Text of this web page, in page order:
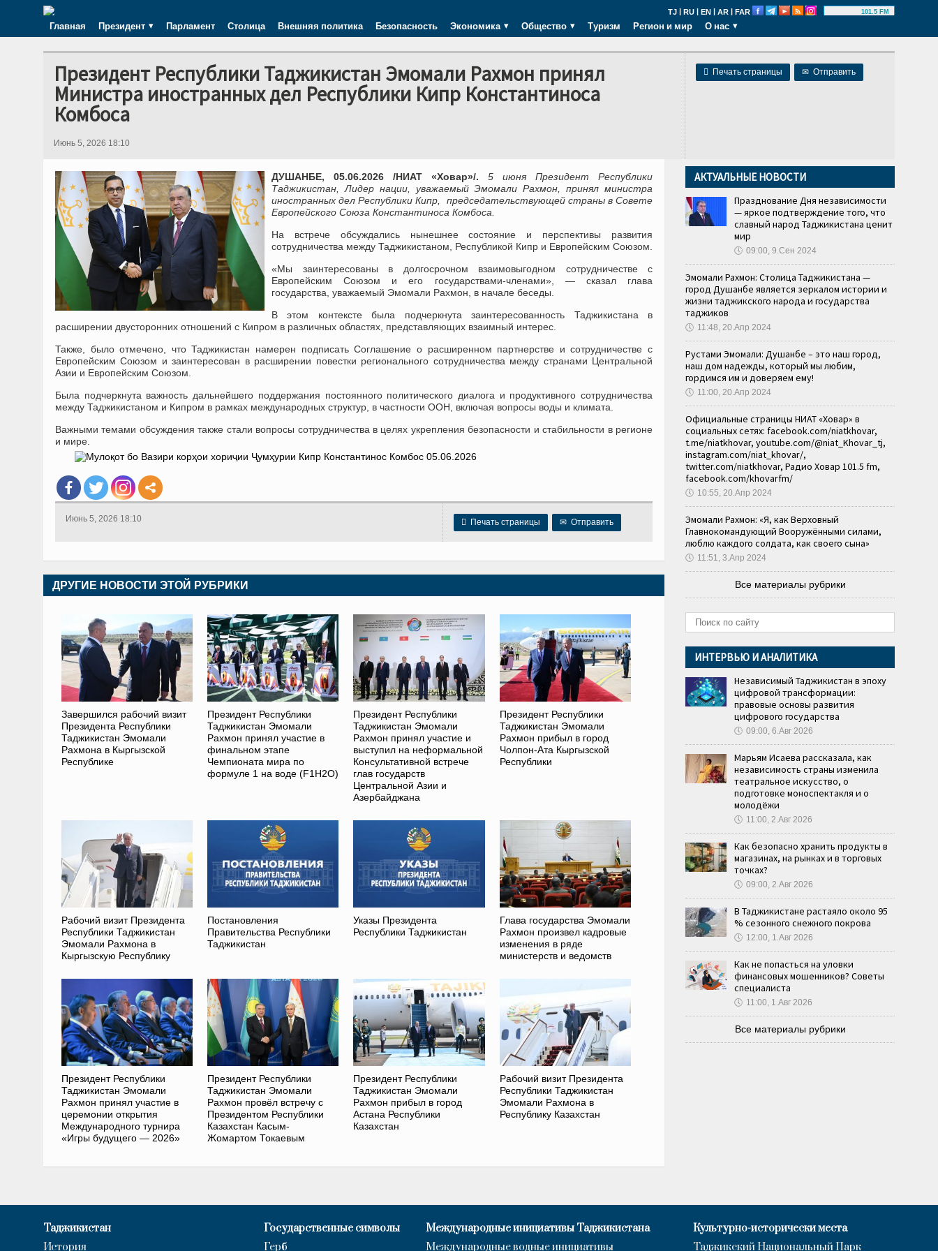
TJ | RU | EN | AR | FAR 101.5 FM
Главная Президент Парламент Столица Внешняя политика Безопасность Экономика Общество Туризм Регион и мир О нас
 Печать страницы ✉ Отправить
Президент Республики Таджикистан Эмомали Рахмон принял
Министра иностранных дел Республики Кипр Константиноса
Комбоса
Июнь 5, 2026 18:10
ДУШАНБЕ, 05.06.2026 /НИАТ «Ховар»/. 5 июня Президент Республики
Таджикистан, Лидер нации, уважаемый Эмомали Рахмон, принял министра
иностранных дел Республики Кипр, председательствующей страны в Совете
Европейского Союза Константиноса Комбоса.
На встрече обсуждались нынешнее состояние и перспективы развития
сотрудничества между Таджикистаном, Республикой Кипр и Европейским Союзом.
«Мы заинтересованы в долгосрочном взаимовыгодном сотрудничестве с
Европейским Союзом и его государствами-членами», — сказал глава
государства, уважаемый Эмомали Рахмон, в начале беседы.
В этом контексте была подчеркнута заинтересованность Таджикистана в
расширении двусторонних отношений с Кипром в различных областях, представляющих взаимный интерес.
Также, было отмечено, что Таджикистан намерен подписать Соглашение о расширенном партнерстве и сотрудничестве с
Европейским Союзом и заинтересован в расширении повестки регионального сотрудничества между странами Центральной
Азии и Европейским Союзом.
Была подчеркнута важность дальнейшего поддержания постоянного политического диалога и продуктивного сотрудничества
между Таджикистаном и Кипром в рамках международных структур, в частности ООН, включая вопросы воды и климата.
Важными темами обсуждения также стали вопросы сотрудничества в целях укрепления безопасности и стабильности в регионе
и мире.
 Печать страницы ✉ Отправить
Июнь 5, 2026 18:10
ДРУГИЕ НОВОСТИ ЭТОЙ РУБРИКИ
Завершился рабочий визит
Президента Республики
Таджикистан Эмомали
Рахмона в Кыргызской
Республике
Президент Республики
Таджикистан Эмомали
Рахмон принял участие в
финальном этапе
Чемпионата мира по
формуле 1 на воде (F1H2O)
Президент Республики
Таджикистан Эмомали
Рахмон принял участие и
выступил на неформальной
Консультативной встрече
глав государств
Центральной Азии и
Азербайджана
Президент Республики
Таджикистан Эмомали
Рахмон прибыл в город
Чолпон-Ата Кыргызской
Республики
Рабочий визит Президента
Республики Таджикистан
Эмомали Рахмона в
Кыргызскую Республику
Постановления
Правительства Республики
Таджикистан
Указы Президента
Республики Таджикистан
Глава государства Эмомали
Рахмон произвел кадровые
изменения в ряде
министерств и ведомств
Президент Республики
Таджикистан Эмомали
Рахмон принял участие в
церемонии открытия
Международного турнира
«Игры будущего — 2026»
Президент Республики
Таджикистан Эмомали
Рахмон провёл встречу с
Президентом Республики
Казахстан Касым-
Жомартом Токаевым
Президент Республики
Таджикистан Эмомали
Рахмон прибыл в город
Астана Республики
Казахстан
Рабочий визит Президента
Республики Таджикистан
Эмомали Рахмона в
Республику Казахстан
АКТУАЛЬНЫЕ НОВОСТИ
Празднование Дня независимости
— яркое подтверждение того, что
славный народ Таджикистана ценит
мир
🕔 09:00, 9.Сен 2024
Эмомали Рахмон: Столица Таджикистана —
город Душанбе является зеркалом истории и
жизни таджикского народа и государства
таджиков
🕔 11:48, 20.Апр 2024
Рустами Эмомали: Душанбе – это наш город,
наш дом надежды, который мы любим,
гордимся им и доверяем ему!
🕔 11:00, 20.Апр 2024
Официальные страницы НИАТ «Ховар» в
социальных сетях: facebook.com/niatkhovar,
t.me/niatkhovar, youtube.com/@niat_Khovar_tj,
instagram.com/niat_khovar/,
twitter.com/niatkhovar, Радио Ховар 101.5 fm,
facebook.com/khovarfm/
🕔 10:55, 20.Апр 2024
Эмомали Рахмон: «Я, как Верховный
Главнокомандующий Вооружёнными силами,
люблю каждого солдата, как своего сына»
🕔 11:51, 3.Апр 2024
Все материалы рубрики
ИНТЕРВЬЮ И АНАЛИТИКА
Независимый Таджикистан в эпоху
цифровой трансформации:
правовые основы развития
цифрового государства
🕔 09:00, 6.Авг 2026
Марьям Исаева рассказала, как
независимость страны изменила
театральное искусство, о
подготовке моноспектакля и о
молодёжи
🕔 11:00, 2.Авг 2026
Как безопасно хранить продукты в
магазинах, на рынках и в торговых
точках?
🕔 09:00, 2.Авг 2026
В Таджикистане растаяло около 95
% сезонного снежного покрова
🕔 12:00, 1.Авг 2026
Как не попасться на уловки
финансовых мошенников? Советы
специалиста
🕔 11:00, 1.Авг 2026
Все материалы рубрики
Таджикистан
История
Государственные символы
Герб
Международные инициативы Таджикистана
Международные водные инициативы
Культурно-исторически места
Таджикский Национальный Парк